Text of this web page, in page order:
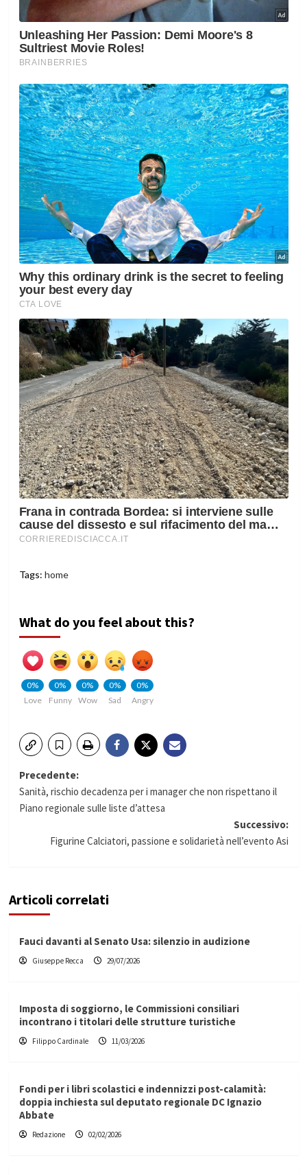
Tags: home
What do you feel about this?
0%
Love
0%
Funny
0%
Wow
0%
Sad
0%
Angry
Navigazione
articolo
Precedente:
Sanità, rischio decadenza per i manager che non rispettano il
Piano regionale sulle liste d’attesa
Successivo:
Figurine Calciatori, passione e solidarietà nell’evento Asi
Articoli correlati
Fauci davanti al Senato Usa: silenzio in audizione
Giuseppe Recca 29/07/2026
Imposta di soggiorno, le Commissioni consiliari
incontrano i titolari delle strutture turistiche
Filippo Cardinale 11/03/2026
Fondi per i libri scolastici e indennizzi post-calamità:
doppia inchiesta sul deputato regionale DC Ignazio
Abbate
Redazione 02/02/2026